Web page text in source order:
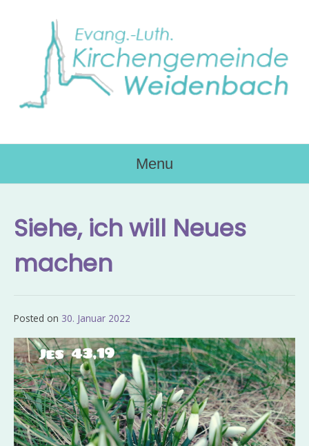
Menu
Siehe, ich will Neues
machen
Posted on 30. Januar 2022